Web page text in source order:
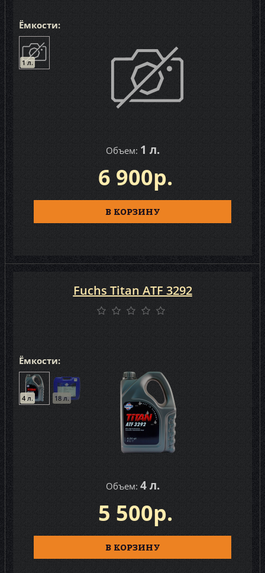
Ёмкости:
1 л.
Объем: 1 л.
6 900р.
В КОРЗИНУ
Ёмкости:
4 л. 18 л.
Объем: 4 л.
Fuchs Titan ATF 3292
5 500р.
В КОРЗИНУ